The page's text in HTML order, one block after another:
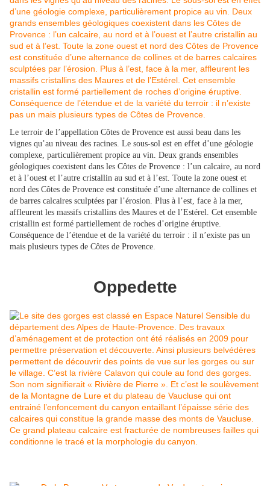
Le terroir de l’appellation Côtes de Provence est aussi beau dans les
vignes qu’au niveau des racines. Le sous-sol est en effet d’une géologie
complexe, particulièrement propice au vin. Deux grands ensembles
géologiques coexistent dans les Côtes de Provence : l’un calcaire, au nord
et à l’ouest et l’autre cristallin au sud et à l’est. Toute la zone ouest et
nord des Côtes de Provence est constituée d’une alternance de collines et
de barres calcaires sculptées par l’érosion. Plus à l’est, face à la mer,
affleurent les massifs cristallins des Maures et de l’Estérel. Cet ensemble
cristallin est formé partiellement de roches d’origine éruptive.
Conséquence de l’étendue et de la variété du terroir : il n’existe pas un
mais plusieurs types de Côtes de Provence.
Oppedette